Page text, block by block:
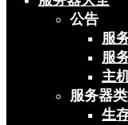
公告
服
服
主
服务器
生